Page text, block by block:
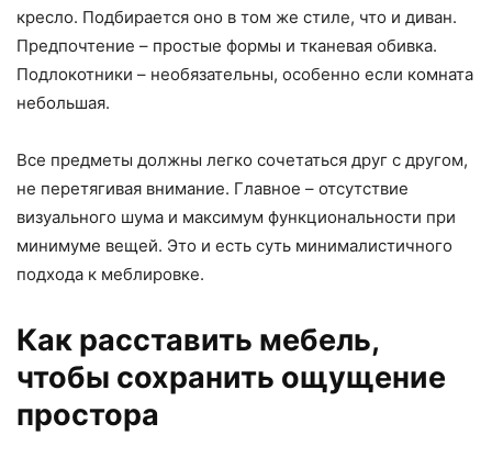
кресло. Подбирается оно в том же стиле, что и диван.
Предпочтение – простые формы и тканевая обивка.
Подлокотники – необязательны, особенно если комната
небольшая.
Все предметы должны легко сочетаться друг с другом,
не перетягивая внимание. Главное – отсутствие
визуального шума и максимум функциональности при
минимуме вещей. Это и есть суть минималистичного
подхода к меблировке.
Как расставить мебель,
чтобы сохранить ощущение
простора